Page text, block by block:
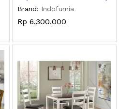
Brand: Indofurnia
Rp 6,300,000